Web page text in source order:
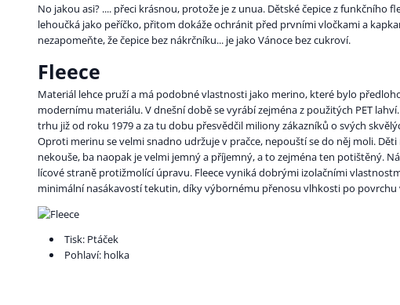
No jakou asi? .... přeci krásnou, protože je z unua. Dětské čepice z funkčního
lehoučká jako peříčko, přitom dokáže ochránit před prvními vločkami a
nezapomeňte, že čepice bez nákrčníku... je jako Vánoce bez cukroví.
Fleece
Materiál lehce pruží a má podobné vlastnosti jako merino, které bylo
modernímu materiálu. V dnešní době se vyrábí zejména z použitých PET
trhu již od roku 1979 a za tu dobu přesvědčil miliony zákazníků o svých
Oproti merinu se velmi snadno udržuje v pračce, nepouští se do něj moli.
nekouše, ba naopak je velmi jemný a příjemný, a to zejména ten potištěný.
lícové straně protižmolící úpravu. Fleece vyniká dobrými izolačními
minimální nasákavostí tekutin, díky výbornému přenosu vlhkosti po povrchu
Tisk: Ptáček
Pohlaví: holka